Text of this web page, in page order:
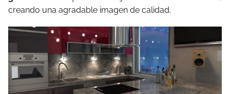
creando una agradable imagen de calidad.